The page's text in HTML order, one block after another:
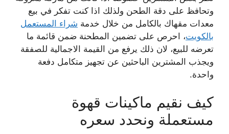
وتحافظ على دقة الطحن ولذلك اذا كنت تفكر في بيع
معدات مقهاك بالكامل من خلال خدمة شراء المستعمل
بالكويت، احرص على تضمين المطحنة ضمن قائمة ما
تعرضه للبيع، لان ذلك يرفع من القيمة الاجمالية للصفقة
ويجذب المشترين الباحثين عن تجهيز متكامل دفعة
واحدة.
كيف نقيم ماكينات قهوة
مستعملة ونحدد سعره